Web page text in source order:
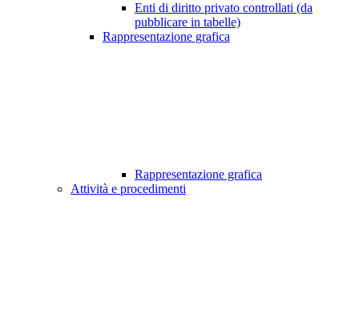
Enti di diritto privato controllati (da
pubblicare in tabelle)
Rappresentazione grafica
Rappresentazione grafica
Attività e procedimenti